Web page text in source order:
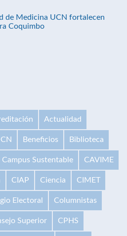
de Medicina UCN fortalecen
Coquimbo
Actualidad
Beneficios Biblioteca
Campus Sustentable CAVIME
CIAP Ciencia CIMET
Electoral Columnistas
Superior CPHS